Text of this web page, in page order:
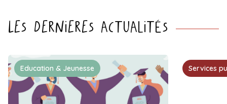
Les dernieres actualités
Education & Jeunesse Services